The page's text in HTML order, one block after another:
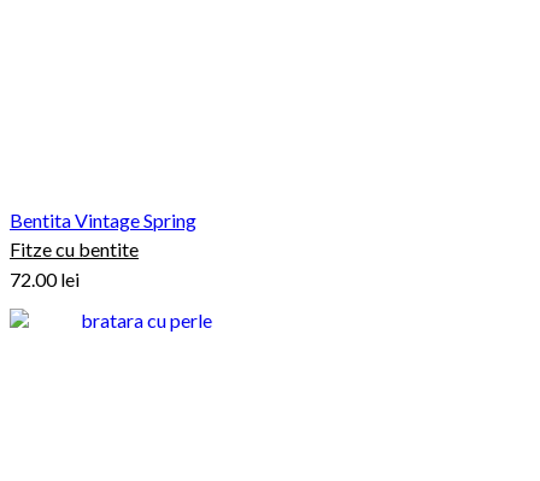
Bentita Vintage Spring
Fitze cu bentite
72.00lei